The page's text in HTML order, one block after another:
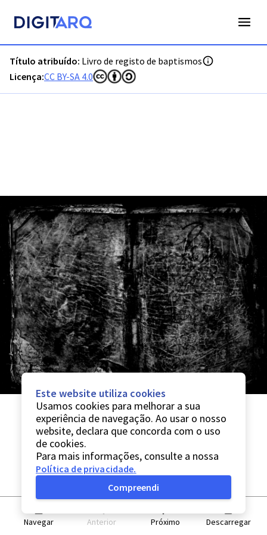
Título atribuído: Livro de registo de baptismos
Licença:CC BY-SA 4.0
Navegar Anterior Próximo Descarregar
Este website utiliza cookies
Usamos cookies para melhorar a sua
experiência de navegação. Ao usar o nosso
website, declara que concorda com o uso
de cookies.
Para mais informações, consulte a nossa
Política de privacidade.
Compreendi